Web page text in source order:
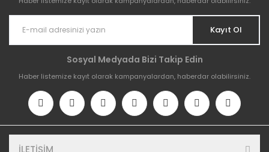
Kayıt Ol
Sosyal Medyada Bizi Takip Edin
Haber listemize kayıt olarak kampanyalardan, haberdar olabilirsiniz.
İLETİŞİM